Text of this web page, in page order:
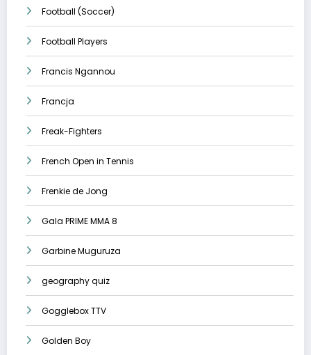
Football (Soccer)
Football Players
Francis Ngannou
Francja
Freak-Fighters
French Open in Tennis
Frenkie de Jong
Gala PRIME MMA 8
Garbine Muguruza
geography quiz
Gogglebox TTV
Golden Boy